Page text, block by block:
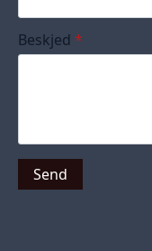
Beskjed *
Send